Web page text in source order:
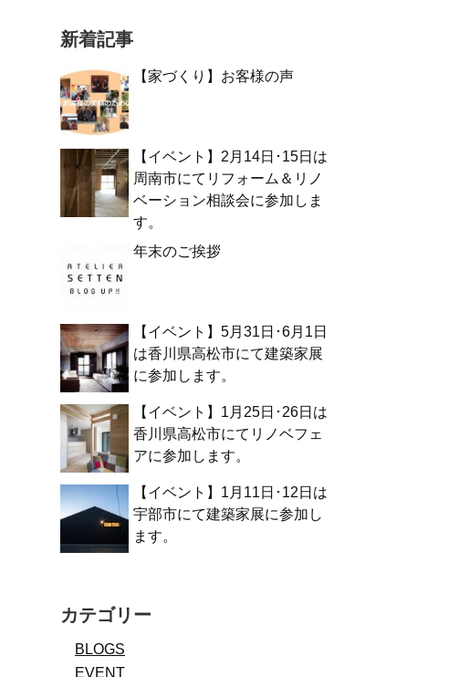
新着記事
【家づくり】お客様の声
【イベント】2月14日･15日は
周南市にてリフォーム＆リノ
ベーション相談会に参加しま
す。
年末のご挨拶
【イベント】5月31日･6月1日
は香川県高松市にて建築家展
に参加します。
【イベント】1月25日･26日は
香川県高松市にてリノベフェ
アに参加します。
【イベント】1月11日･12日は
宇部市にて建築家展に参加し
ます。
カテゴリー
BLOGS
EVENT